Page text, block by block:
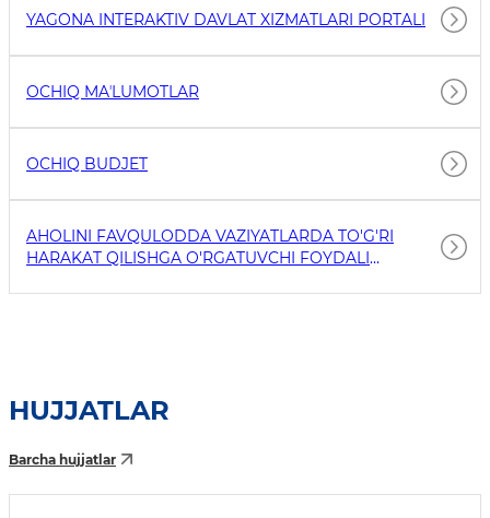
YAGONA INTERAKTIV DAVLAT XIZMATLARI PORTALI
OCHIQ MAʼLUMOTLAR
OCHIQ BUDJET
AHOLINI FAVQULODDA VAZIYATLARDA TO'G'RI
HARAKAT QILISHGA O'RGATUVCHI FOYDALI
HUJJATLAR
Barcha hujjatlar